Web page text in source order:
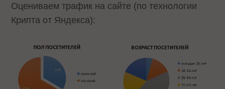
Оцениваем трафик на сайте (по технологии
Крипта от Яндекса):